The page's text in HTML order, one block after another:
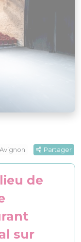
Avignon Partager
de
sur